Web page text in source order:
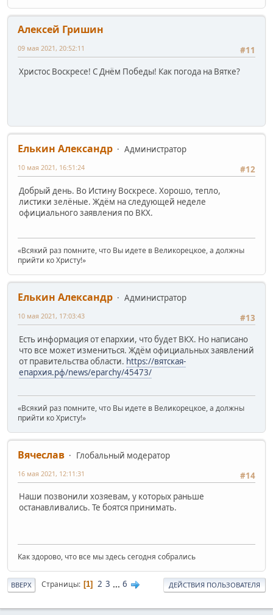
Алексей Гришин
#11
09 мая 2021, 20:52:11
Христос Воскресе! С Днём Победы! Как погода на Вятке?
Елькин Александр
Администратор
#12
10 мая 2021, 16:51:24
Добрый день. Во Истину Воскресе. Хорошо, тепло,
листики зелёные. Ждём на следующей неделе
официального заявления по ВКХ.
«Всякий раз помните, что Вы идете в Великорецкое, а должны
прийти ко Христу!»
Елькин Александр
Администратор
#13
10 мая 2021, 17:03:43
Есть информация от епархии, что будет ВКХ. Но написано
что все может измениться. Ждём официальных заявлений
от правительства области. https://вятская-
епархия.рф/news/eparchy/45473/
«Всякий раз помните, что Вы идете в Великорецкое, а должны
прийти ко Христу!»
Вячеслав
Глобальный модератор
#14
16 мая 2021, 12:11:31
Наши позвонили хозяевам, у которых раньше
останавливались. Те боятся принимать.
Как здорово, что все мы здесь сегодня собрались
ВВЕРХ Страницы 1 2 3 ... 6 ДЕЙСТВИЯ ПОЛЬЗОВАТЕЛЯ